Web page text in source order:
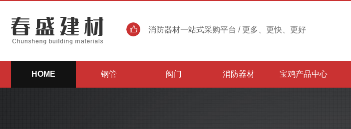
消防器材一站式采购平台 / 更多、更快、更好
HOME 钢管 阀门 消防器材 宝鸡产品中心